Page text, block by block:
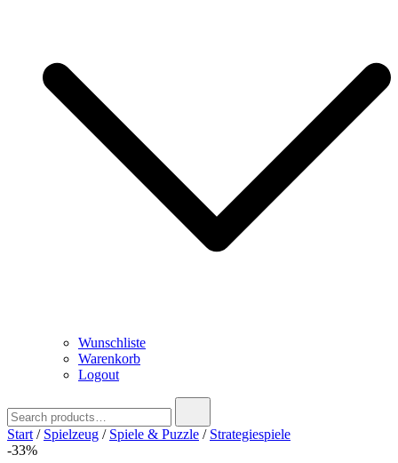
Wunschliste
Warenkorb
Logout
for:
Start / Spielzeug / Spiele & Puzzle / Strategiespiele
-33%